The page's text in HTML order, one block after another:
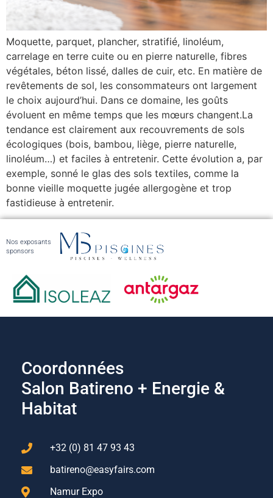
Moquette, parquet, plancher, stratifié, linoléum,
carrelage en terre cuite ou en pierre naturelle, fibres
végétales, béton lissé, dalles de cuir, etc. En matière de
revêtements de sol, les consommateurs ont largement
le choix aujourd’hui. Dans ce domaine, les goûts
évoluent en même temps que les mœurs changent.La
tendance est clairement aux recouvrements de sols
écologiques (bois, bambou, liège, pierre naturelle,
linoléum…) et faciles à entretenir. Cette évolution a, par
exemple, sonné le glas des sols textiles, comme la
bonne vieille moquette jugée allergogène et trop
fastidieuse à entretenir.
Nos exposants
sponsors
Coordonnées
Salon Batireno + Energie &
Habitat
+32 (0) 81 47 93 43
batireno@easyfairs.com
Namur Expo